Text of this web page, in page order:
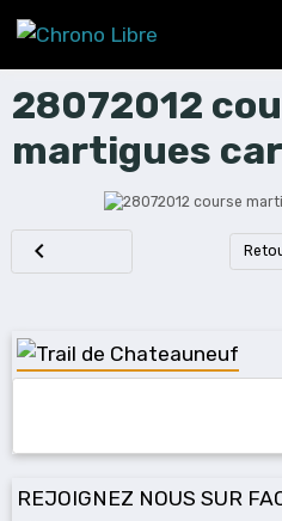
28072012
martigues
REJOIGNEZ NOUS SUR